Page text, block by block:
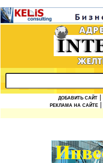
ДОБАВИТЬ САЙТ
РЕКЛАМА НА САЙТЕ